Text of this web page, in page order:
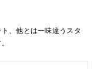
、他とは一味違うスタ